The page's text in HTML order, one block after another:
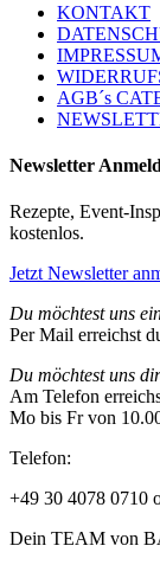
KONTAKT
AGB´s
Newsletter
Rezepte, Event-
kostenlos.
Jetzt Newsletter
Du möchtest uns
Per Mail erreichst
Du möchtest uns
Am Telefon
Mo bis Fr von
Telefon:
+49 30 4078 0710
Dein TEAM von